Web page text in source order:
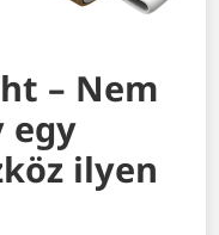
– Nem
egy
ilyen